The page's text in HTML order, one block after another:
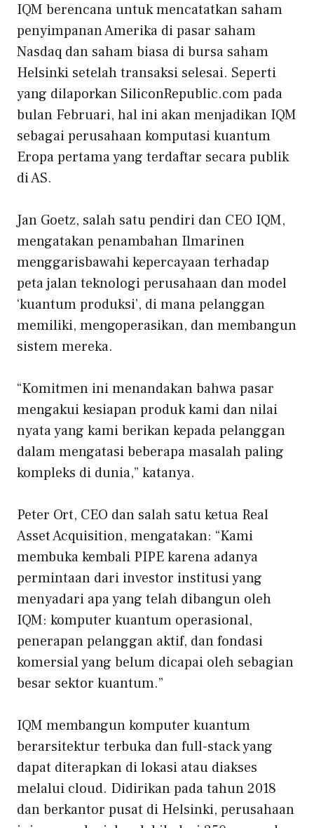
IQM berencana untuk mencatatkan saham
penyimpanan Amerika di pasar saham
Nasdaq dan saham biasa di bursa saham
Helsinki setelah transaksi selesai. Seperti
yang dilaporkan SiliconRepublic.com pada
bulan Februari, hal ini akan menjadikan IQM
sebagai perusahaan komputasi kuantum
Eropa pertama yang terdaftar secara publik
di AS.
Jan Goetz, salah satu pendiri dan CEO IQM,
mengatakan penambahan Ilmarinen
menggarisbawahi kepercayaan terhadap
peta jalan teknologi perusahaan dan model
‘kuantum produksi’, di mana pelanggan
memiliki, mengoperasikan, dan membangun
sistem mereka.
“Komitmen ini menandakan bahwa pasar
mengakui kesiapan produk kami dan nilai
nyata yang kami berikan kepada pelanggan
dalam mengatasi beberapa masalah paling
kompleks di dunia,” katanya.
Peter Ort, CEO dan salah satu ketua Real
Asset Acquisition, mengatakan: “Kami
membuka kembali PIPE karena adanya
permintaan dari investor institusi yang
menyadari apa yang telah dibangun oleh
IQM: komputer kuantum operasional,
penerapan pelanggan aktif, dan fondasi
komersial yang belum dicapai oleh sebagian
besar sektor kuantum.”
IQM membangun komputer kuantum
berarsitektur terbuka dan full-stack yang
dapat diterapkan di lokasi atau diakses
melalui cloud. Didirikan pada tahun 2018
dan berkantor pusat di Helsinki, perusahaan